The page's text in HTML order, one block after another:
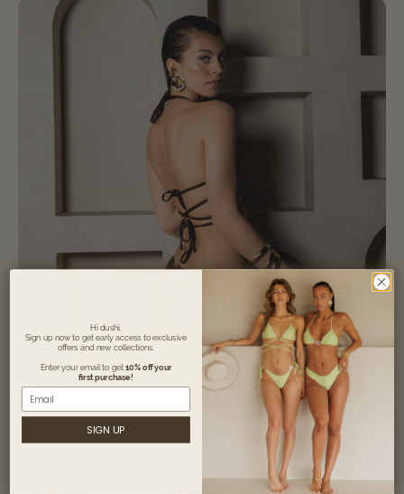
The Dark Espresso Slip Bottom – Donkerbruin – Bon Kini
Hi dushi,
Sign up now to get early access to exclusive
offers and new collections.
Enter your email to get10% off your
first purchase!
Email
SIGN UP